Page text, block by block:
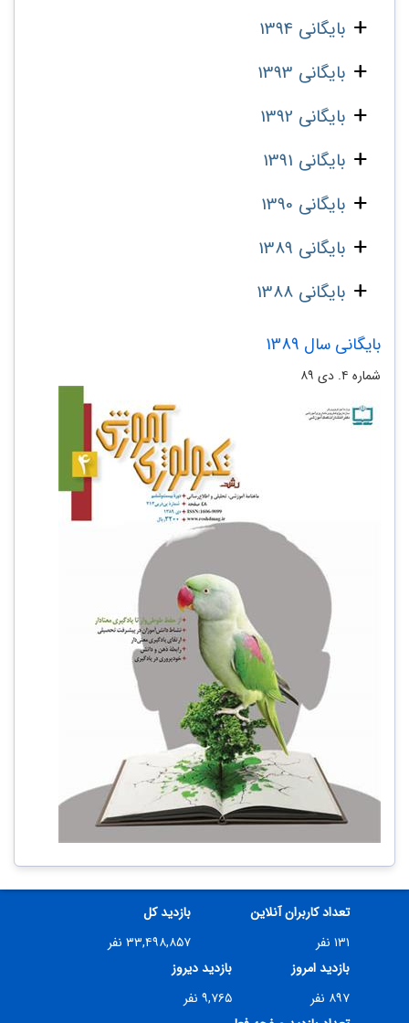
بایگانی 1394
بایگانی 1393
بایگانی 1392
بایگانی 1391
بایگانی 1390
بایگانی 1389
بایگانی 1388
بایگانی سال 1389
شماره ۴. دی ۸۹
تعداد کاربران آنلاین
۱۳۱ نفر
بازدید کل
۳۳,۴۹۸,۸۵۷ نفر
بازدید امروز
۸۹۷ نفر
بازدید دیروز
۹,۷۶۵ نفر